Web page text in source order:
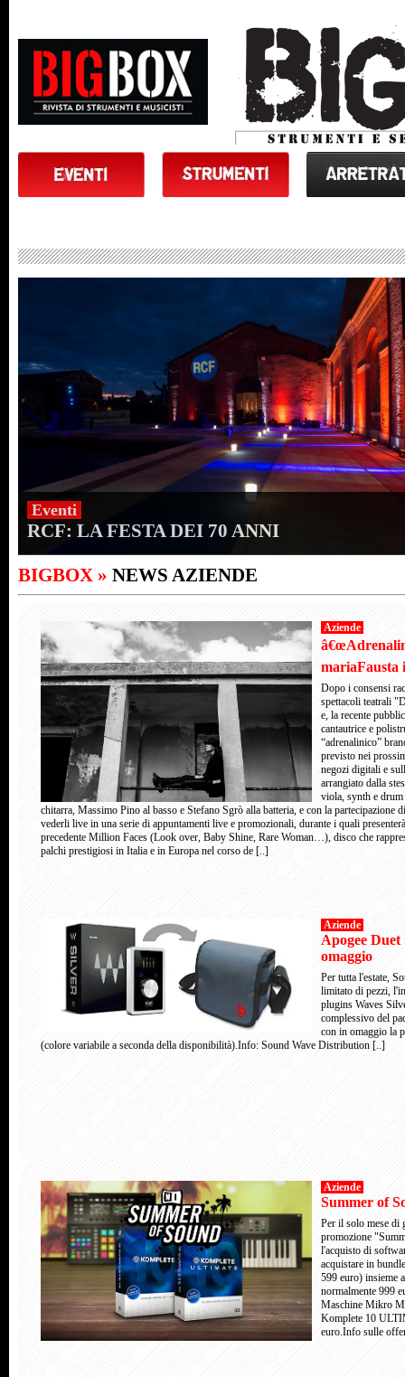
Eventi
RCF: LA FESTA DEI 70 ANNI
BIGBOX » NEWS AZIENDE
Aziende
mariaFausta
Dopo i consensi
spettacoli teatrali
e, la recente
cantautrice e
“adrenalinico”
previsto nei
negozi digitali e
arrangiato dalla
viola, synth e
chitarra, Massimo Pino al basso e Stefano Sgrò alla batteria, e con la
vederli live in una serie di appuntamenti live e promozionali, durante i quali
precedente Million Faces (Look over, Baby Shine, Rare Woman…), disco che
palchi prestigiosi in Italia e in Europa nel corso de [..]
Aziende
Apogee
omaggio
Per tutta l'estate,
limitato di pezzi,
plugins Waves
complessivo del
con in omaggio la
(colore variabile a seconda della disponibilità).Info: Sound Wave Distribution [..]
Aziende
Summer of
Per il solo mese di
promozione
l'acquisto di
acquistare in
599 euro) insieme
normalmente 999
Maschine Mikro
Komplete 10
euro.Info sulle